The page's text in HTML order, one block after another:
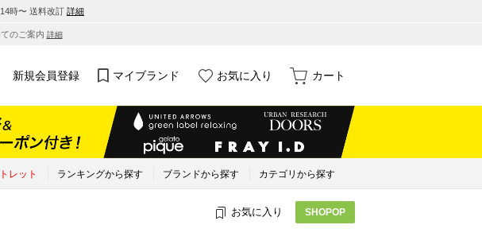
時〜 送料改訂 詳細
のご案内 詳細
新規会員登録 マイブランド お気に入り カート
レット ランキングから探す ブランドから探す カテゴリから探す
お気に入り SHOPOP